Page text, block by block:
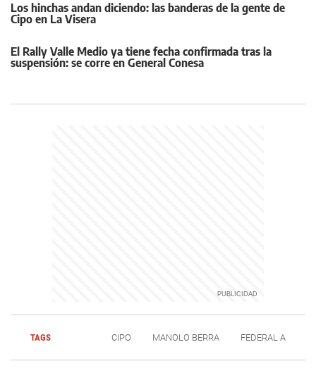
Los hinchas andan diciendo: las banderas de la gente de
Cipo en La Visera
El Rally Valle Medio ya tiene fecha confirmada tras la
suspensión: se corre en General Conesa
TAGS CIPO MANOLO BERRA FEDERAL A